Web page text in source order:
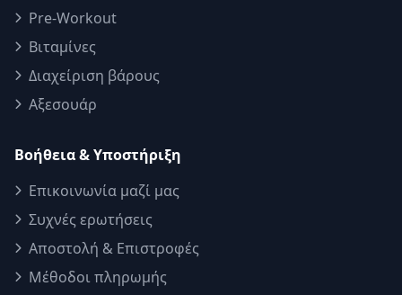
Pre-Workout
Βιταμίνες
Διαχείριση βάρους
Αξεσουάρ
Βοήθεια & Υποστήριξη
Επικοινωνία μαζί μας
Συχνές ερωτήσεις
Αποστολή & Επιστροφές
Μέθοδοι πληρωμής